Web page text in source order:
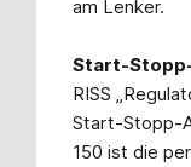
am Lenker.
Start-
RISS
Start-Stopp-
150 ist die